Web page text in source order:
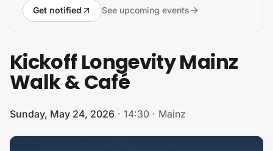
Get notified
See upcoming events
Kickoff Longevity Mainz
Walk & Café
Sunday, May 24, 2026 · 14:30 · Mainz